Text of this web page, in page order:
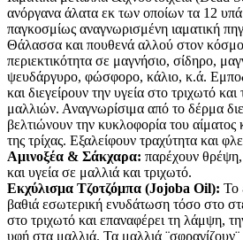
ανόργανα άλατα εκ των οποίων τα 12
παγκοσμίως αναγνωρισμένη ιαματική
Θάλασσα και πουθενά αλλού στον
περιεκτικότητα σε μαγνήσιο, σίδηρο,
ψευδάργυρο, φώσφορο, κάλιο, κ.ά.
και διεγείρουν την υγεία στο τριχωτό
μαλλιών. Αναγνωρίσιμα από το δέρμα
βελτιώνουν την κυκλοφορία του αίματος
της τρίχας. Εξαλείφουν τραχύτητα και
Αμινοξέα & Σάκχαρα: παρέχουν θρέψη,
και υγεία σε μαλλιά και τριχωτό.
Εκχύλισμα Τζοτζόμπα (Jojoba Oil): Το
βαθιά εσωτερική ενυδάτωση τόσο στο
στο τριχωτό και επαναφέρει τη λάμψη,
υφή στα μαλλιά. Τα μαλλιά ¨σφραγίζουν¨